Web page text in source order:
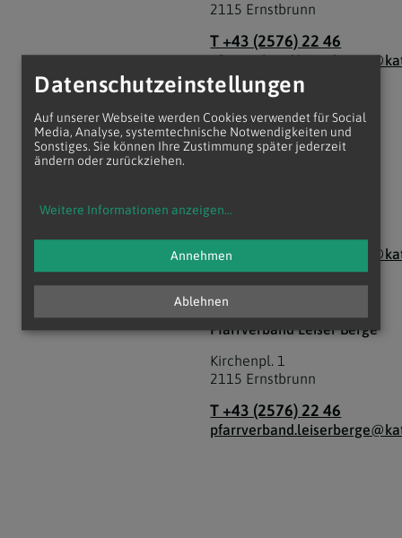
2115 Ernstbrunn
T +43 (2576) 22 46
KAPLAN
Pfarre Simonsfeld
Pfarrverband Leiser Berge
Kirchenpl. 1
2115 Ernstbrunn
T +43 (2576) 22 46
Datenschutzeinstellungen
Auf unserer Webseite werden Cookies verwendet für Social
Media, Analyse, systemtechnische Notwendigkeiten und
Sonstiges. Sie können Ihre Zustimmung später jederzeit
ändern oder zurückziehen.
Weitere Informationen anzeigen...
Ablehnen
Annehmen